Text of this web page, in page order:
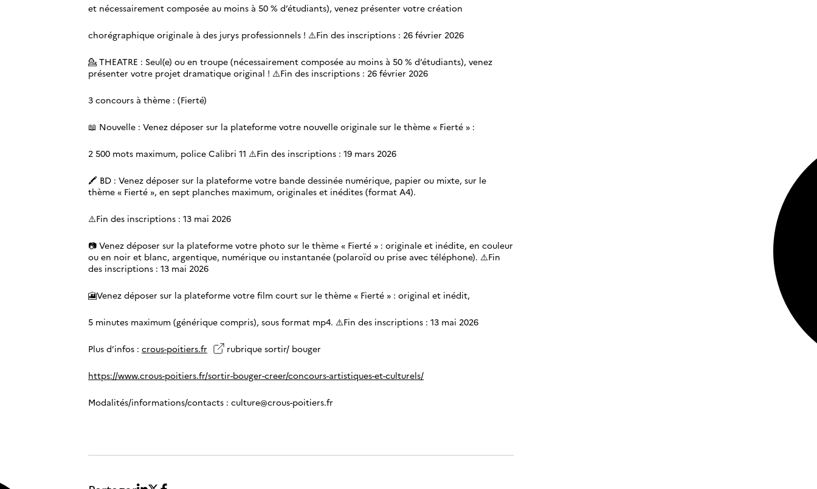
et nécessairement composée au moins à 50 % d’étudiants), venez présenter votre création
chorégraphique originale à des jurys professionnels ! ⚠️Fin des inscriptions : 26 février 2026
💁 THEATRE : Seul(e) ou en troupe (nécessairement composée au moins à 50 % d’étudiants), venez
présenter votre projet dramatique original ! ⚠️Fin des inscriptions : 26 février 2026
3 concours à thème : (Fierté)
📖 Nouvelle : Venez déposer sur la plateforme votre nouvelle originale sur le thème « Fierté » :
2 500 mots maximum, police Calibri 11 ⚠️Fin des inscriptions : 19 mars 2026
🖍️ BD : Venez déposer sur la plateforme votre bande dessinée numérique, papier ou mixte, sur le
thème « Fierté », en sept planches maximum, originales et inédites (format A4).
⚠️Fin des inscriptions : 13 mai 2026
📷 Venez déposer sur la plateforme votre photo sur le thème « Fierté » : originale et inédite, en couleur
ou en noir et blanc, argentique, numérique ou instantanée (polaroïd ou prise avec téléphone). ⚠️Fin
des inscriptions : 13 mai 2026
🎦Venez déposer sur la plateforme votre film court sur le thème « Fierté » : original et inédit,
5 minutes maximum (générique compris), sous format mp4. ⚠️Fin des inscriptions : 13 mai 2026
Plus d’infos : crous-poitiers.fr rubrique sortir/ bouger
https://www.crous-poitiers.fr/sortir-bouger-creer/concours-artistiques-et-culturels/
Modalités/informations/contacts : culture@crous-poitiers.fr